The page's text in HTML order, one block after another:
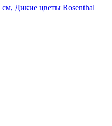
Дикие цветы Rosenthal